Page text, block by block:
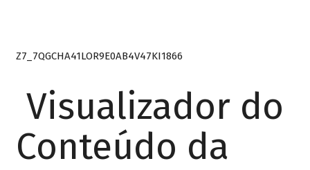
Z7_7QGCHA41LOR9E0AB4V47KI1866
Visualizador do
Conteúdo da